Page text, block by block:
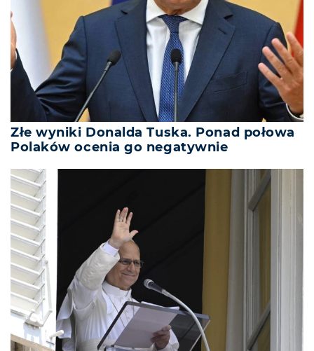
Złe wyniki Donalda Tuska. Ponad połowa
Polaków ocenia go negatywnie